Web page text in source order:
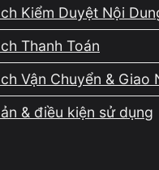
Kiểm Duyệt Nội
Thanh Toán
Vận Chuyển & Giao
& điều kiện sử dụng